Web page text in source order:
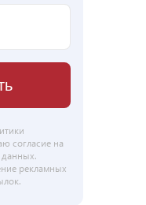
согласие на
данных.
рекламных